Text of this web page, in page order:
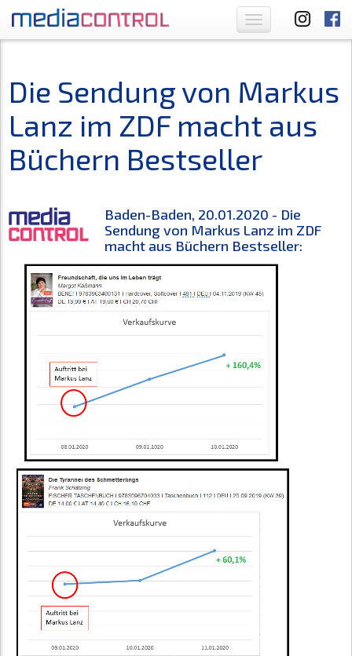
Toggle
navigation
Die Sendung von Markus
Lanz im ZDF macht aus
Büchern Bestseller
Baden-Baden, 20.01.2020 - Die
Sendung von Markus Lanz im ZDF
macht aus Büchern Bestseller: